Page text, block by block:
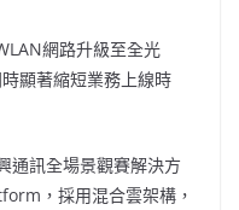
網路升級至全光
顯著縮短業務上線時
通訊全場景觀賽解決方
，採用混合雲架構，